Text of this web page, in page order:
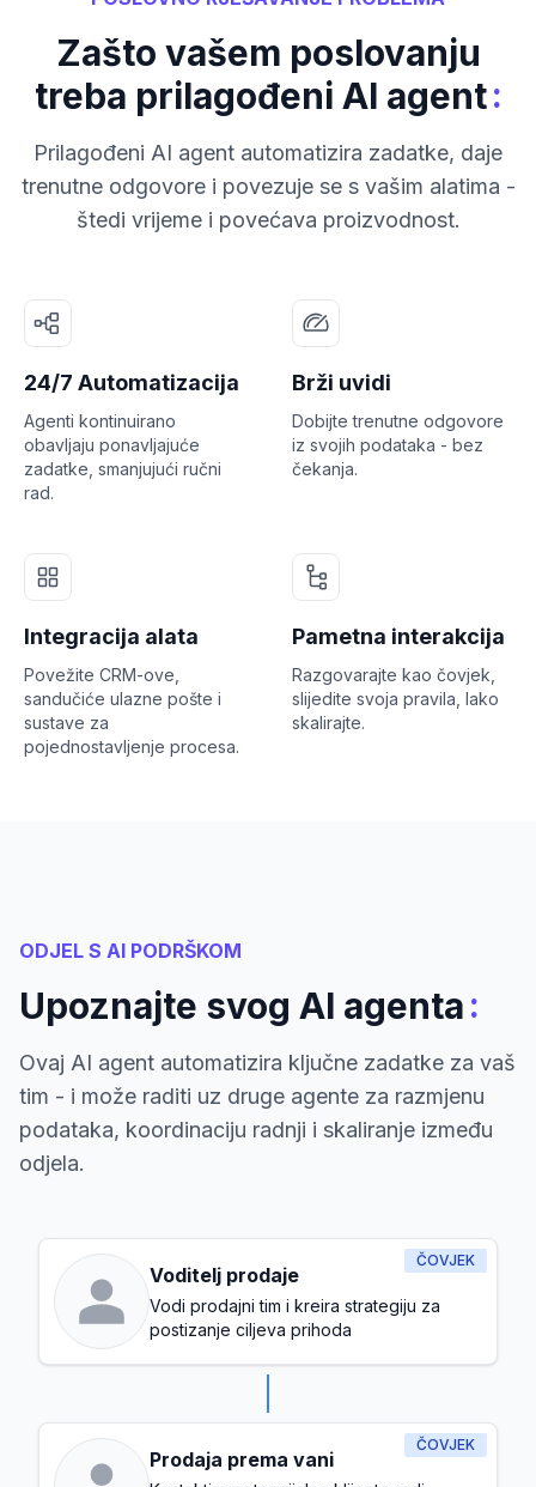
Zašto vašem poslovanju
treba prilagođeni AI agent:
Prilagođeni AI agent automatizira zadatke, daje
trenutne odgovore i povezuje se s vašim alatima -
štedi vrijeme i povećava proizvodnost.
24/7 Automatizacija
Agenti kontinuirano
obavljaju ponavljajuće
zadatke, smanjujući ručni
rad.
Brži uvidi
Dobijte trenutne odgovore
iz svojih podataka - bez
čekanja.
Integracija alata
Povežite CRM-ove,
sandučiće ulazne pošte i
sustave za
pojednostavljenje procesa.
Pametna interakcija
Razgovarajte kao čovjek,
slijedite svoja pravila, lako
skalirajte.
ODJEL S AI PODRŠKOM
Upoznajte svog AI agenta:
Ovaj AI agent automatizira ključne zadatke za vaš
tim - i može raditi uz druge agente za razmjenu
podataka, koordinaciju radnji i skaliranje između
odjela.
ČOVJEK
Voditelj prodaje
Vodi prodajni tim i kreira strategiju za
postizanje ciljeva prihoda
ČOVJEK
Prodaja prema vani